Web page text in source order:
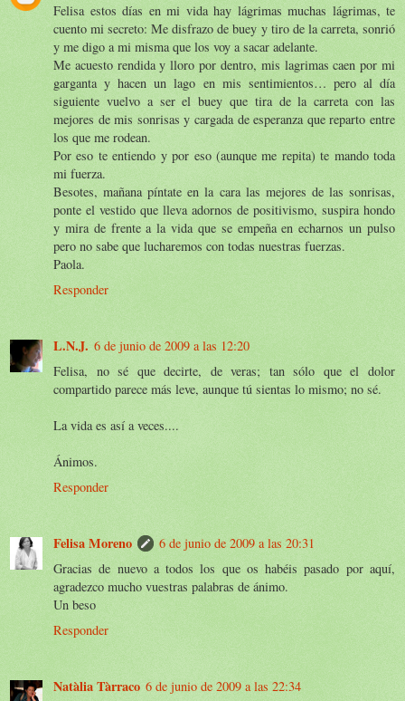
Felisa estos días en mi vida hay lágrimas muchas lágrimas, te
cuento mi secreto: Me disfrazo de buey y tiro de la carreta, sonrió
y me digo a mi misma que los voy a sacar adelante.
Me acuesto rendida y lloro por dentro, mis lagrimas caen por mi
garganta y hacen un lago en mis sentimientos… pero al día
siguiente vuelvo a ser el buey que tira de la carreta con las
mejores de mis sonrisas y cargada de esperanza que reparto entre
los que me rodean.
Por eso te entiendo y por eso (aunque me repita) te mando toda
mi fuerza.
Besotes, mañana píntate en la cara las mejores de las sonrisas,
ponte el vestido que lleva adornos de positivismo, suspira hondo
y mira de frente a la vida que se empeña en echarnos un pulso
pero no sabe que lucharemos con todas nuestras fuerzas.
Paola.
Responder
L.N.J. 6 de junio de 2009 a las 12:20
Felisa, no sé que decirte, de veras; tan sólo que el dolor
compartido parece más leve, aunque tú sientas lo mismo; no sé.
La vida es así a veces....
Ánimos.
Responder
Felisa Moreno
6 de junio de 2009 a las 20:31
Gracias de nuevo a todos los que os habéis pasado por aquí,
agradezco mucho vuestras palabras de ánimo.
Un beso
Responder
Natàlia Tàrraco 6 de junio de 2009 a las 22:34